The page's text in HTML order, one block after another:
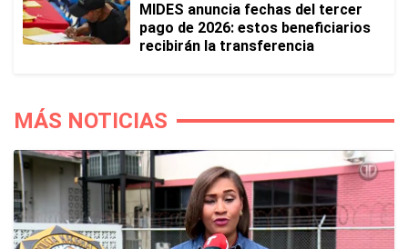
MIDES anuncia fechas del tercer
pago de 2026: estos beneficiarios
recibirán la transferencia
MÁS NOTICIAS